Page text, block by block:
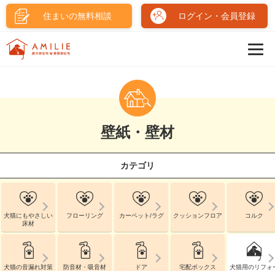
住まいの無料相談 ログイン・会員登録
壁紙・壁材
カテゴリ
犬猫にもやさしい
床材
フローリング カーペット/ラグ クッションフロア コルク
犬猫の音漏れ対策 防音材・吸音材 ドア 宅配ボックス
犬猫用のリフォ